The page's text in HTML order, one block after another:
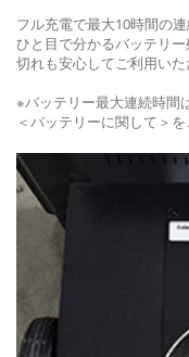
フル充電で最大10時間の
ひと目で分かるバッテリ
切れも安心してご利用いた
※バッテリー最大連続時間
＜バッテリーに関して＞を